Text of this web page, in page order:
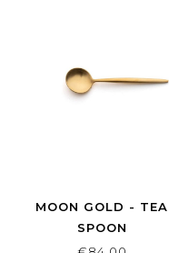
MOON GOLD - TEA
SPOON